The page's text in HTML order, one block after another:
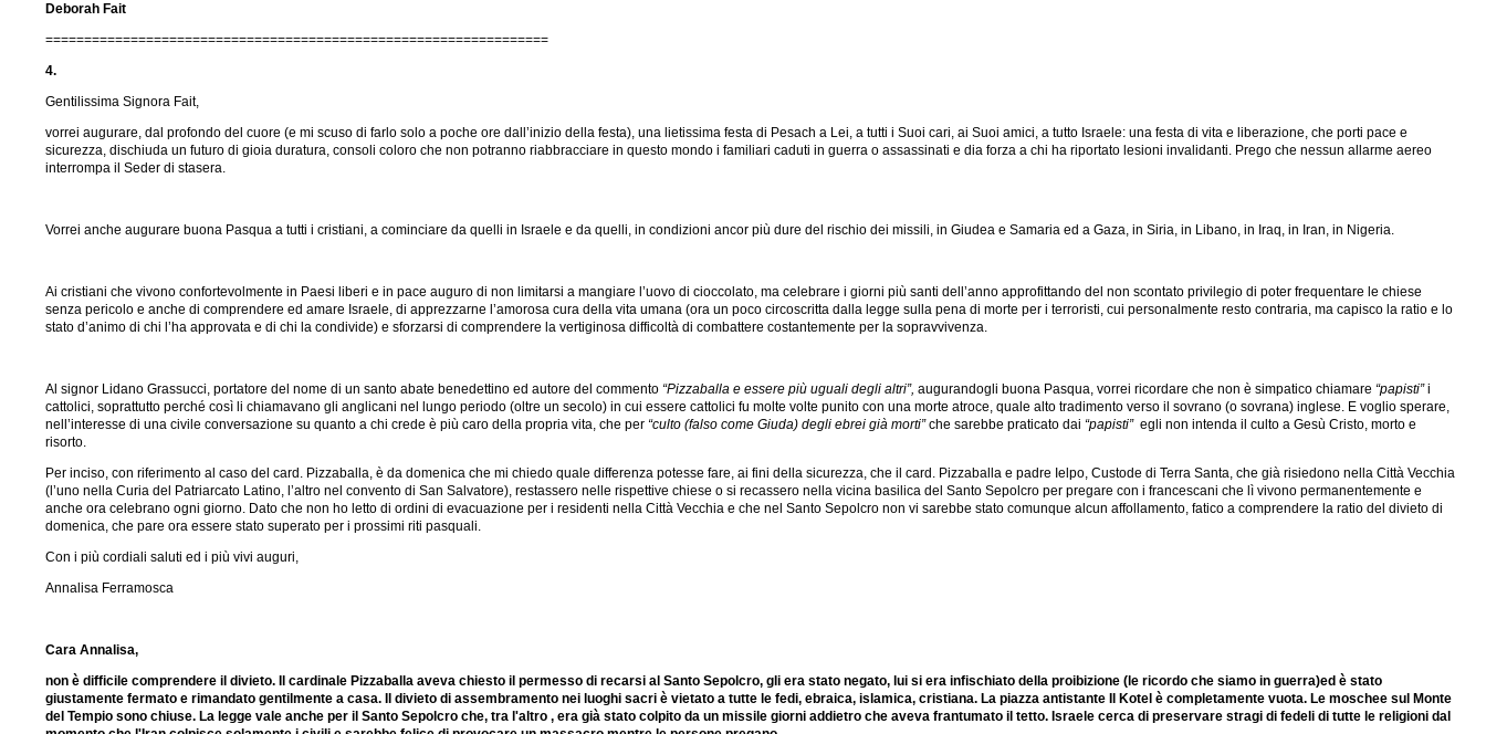
Deborah Fait
=================================================================
4.
Gentilissima Signora Fait,
vorrei augurare, dal profondo del cuore (e mi scuso di farlo solo a poche ore dall’inizio della festa), una lietissima festa di Pesach a Lei, a tutti i Suoi cari, ai Suoi amici, a tutto Israele: una festa di vita e liberazione, che porti pace e
sicurezza, dischiuda un futuro di gioia duratura, consoli coloro che non potranno riabbracciare in questo mondo i familiari caduti in guerra o assassinati e dia forza a chi ha riportato lesioni invalidanti. Prego che nessun allarme aereo
interrompa il Seder di stasera.
Vorrei anche augurare buona Pasqua a tutti i cristiani, a cominciare da quelli in Israele e da quelli, in condizioni ancor più dure del rischio dei missili, in Giudea e Samaria ed a Gaza, in Siria, in Libano, in Iraq, in Iran, in Nigeria.
Ai cristiani che vivono confortevolmente in Paesi liberi e in pace auguro di non limitarsi a mangiare l’uovo di cioccolato, ma celebrare i giorni più santi dell’anno approfittando del non scontato privilegio di poter frequentare le chiese
senza pericolo e anche di comprendere ed amare Israele, di apprezzarne l’amorosa cura della vita umana (ora un poco circoscritta dalla legge sulla pena di morte per i terroristi, cui personalmente resto contraria, ma capisco la ratio e lo
stato d’animo di chi l’ha approvata e di chi la condivide) e sforzarsi di comprendere la vertiginosa difficoltà di combattere costantemente per la sopravvivenza.
Al signor Lidano Grassucci, portatore del nome di un santo abate benedettino ed autore del commento “Pizzaballa e essere più uguali degli altri”, augurandogli buona Pasqua, vorrei ricordare che non è simpatico chiamare “papisti”i
cattolici, soprattutto perché così li chiamavano gli anglicani nel lungo periodo (oltre un secolo) in cui essere cattolici fu molte volte punito con una morte atroce, quale alto tradimento verso il sovrano (o sovrana) inglese. E voglio sperare,
nell’interesse di una civile conversazione su quanto a chi crede è più caro della propria vita, che per “culto (falso come Giuda) degli ebrei già morti”che sarebbe praticato dai “papisti”egli non intenda il culto a Gesù Cristo, morto e
risorto.
Per inciso, con riferimento al caso del card. Pizzaballa, è da domenica che mi chiedo quale differenza potesse fare, ai fini della sicurezza, che il card. Pizzaballa e padre Ielpo, Custode di Terra Santa, che già risiedono nella Città Vecchia
(l’uno nella Curia del Patriarcato Latino, l’altro nel convento di San Salvatore), restassero nelle rispettive chiese o si recassero nella vicina basilica del Santo Sepolcro per pregare con i francescani che lì vivono permanentemente e
anche ora celebrano ogni giorno. Dato che non ho letto di ordini di evacuazione per i residenti nella Città Vecchia e che nel Santo Sepolcro non vi sarebbe stato comunque alcun affollamento, fatico a comprendere la ratio del divieto di
domenica, che pare ora essere stato superato per i prossimi riti pasquali.
Con i più cordiali saluti ed i più vivi auguri,
Annalisa Ferramosca
Cara Annalisa,
non è difficile comprendere il divieto. Il cardinale Pizzaballa aveva chiesto il permesso di recarsi al Santo Sepolcro, gli era stato negato, lui si era infischiato della proibizione (le ricordo che siamo in guerra)ed è stato
giustamente fermato e rimandato gentilmente a casa. Il divieto di assembramento nei luoghi sacri è vietato a tutte le fedi, ebraica, islamica, cristiana. La piazza antistante Il Kotel è completamente vuota. Le moschee sul Monte
del Tempio sono chiuse. La legge vale anche per il Santo Sepolcro che, tra l'altro , era già stato colpito da un missile giorni addietro che aveva frantumato il tetto. Israele cerca di preservare stragi di fedeli di tutte le religioni dal